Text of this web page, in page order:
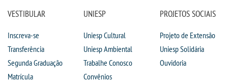
TRABALHE CONOSCO
VESTIBULAR
Inscreva-se
Transferência
Segunda Graduação
Matrícula
UNIESP
Uniesp Cultural
Uniesp Ambiental
Trabalhe Conosco
Convênios
PROJETOS SOCIAIS
Projeto de Extensão
Uniesp Solidária
Ouvidoria